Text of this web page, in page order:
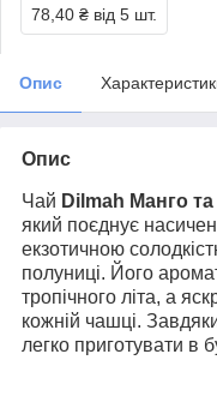
78,40 ₴ від 5 шт.
Опис
Опис
Чай Dilmah Манго
який поєднує
екзотичною
полуниці. Його
тропічного літа, а
кожній чашці.
легко приготувати в